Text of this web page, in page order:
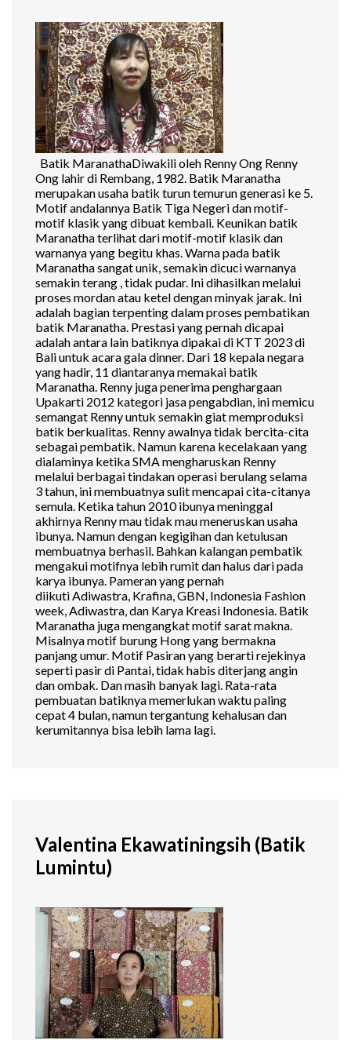
Batik MaranathaDiwakili oleh Renny Ong Renny
Ong lahir di Rembang, 1982. Batik Maranatha
merupakan usaha batik turun temurun generasi ke 5.
Motif andalannya Batik Tiga Negeri dan motif-
motif klasik yang dibuat kembali. Keunikan batik
Maranatha terlihat dari motif-motif klasik dan
warnanya yang begitu khas. Warna pada batik
Maranatha sangat unik, semakin dicuci warnanya
semakin terang , tidak pudar. Ini dihasilkan melalui
proses mordan atau ketel dengan minyak jarak. Ini
adalah bagian terpenting dalam proses pembatikan
batik Maranatha. Prestasi yang pernah dicapai
adalah antara lain batiknya dipakai di KTT 2023 di
Bali untuk acara gala dinner. Dari 18 kepala negara
yang hadir, 11 diantaranya memakai batik
Maranatha. Renny juga penerima penghargaan
Upakarti 2012 kategori jasa pengabdian, ini memicu
semangat Renny untuk semakin giat memproduksi
batik berkualitas. Renny awalnya tidak bercita-cita
sebagai pembatik. Namun karena kecelakaan yang
dialaminya ketika SMA mengharuskan Renny
melalui berbagai tindakan operasi berulang selama
3 tahun, ini membuatnya sulit mencapai cita-citanya
semula. Ketika tahun 2010 ibunya meninggal
akhirnya Renny mau tidak mau meneruskan usaha
ibunya. Namun dengan kegigihan dan ketulusan
membuatnya berhasil. Bahkan kalangan pembatik
mengakui motifnya lebih rumit dan halus dari pada
karya ibunya. Pameran yang pernah
diikuti Adiwastra, Krafina, GBN, Indonesia Fashion
week, Adiwastra, dan Karya Kreasi Indonesia. Batik
Maranatha juga mengangkat motif sarat makna.
Misalnya motif burung Hong yang bermakna
panjang umur. Motif Pasiran yang berarti rejekinya
seperti pasir di Pantai, tidak habis diterjang angin
dan ombak. Dan masih banyak lagi. Rata-rata
pembuatan batiknya memerlukan waktu paling
cepat 4 bulan, namun tergantung kehalusan dan
kerumitannya bisa lebih lama lagi.
Valentina Ekawatiningsih (Batik
Lumintu)